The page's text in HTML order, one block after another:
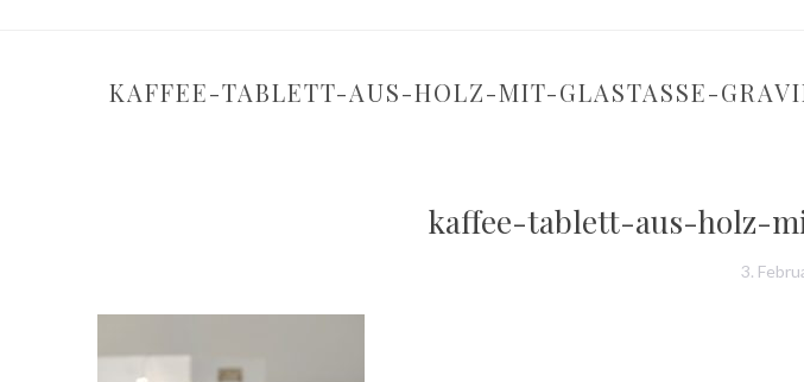
KAFFEE-TABLETT-AUS-HOLZ-MIT-GLASTASSE-
kaffee-tablett-aus-holz-
3.